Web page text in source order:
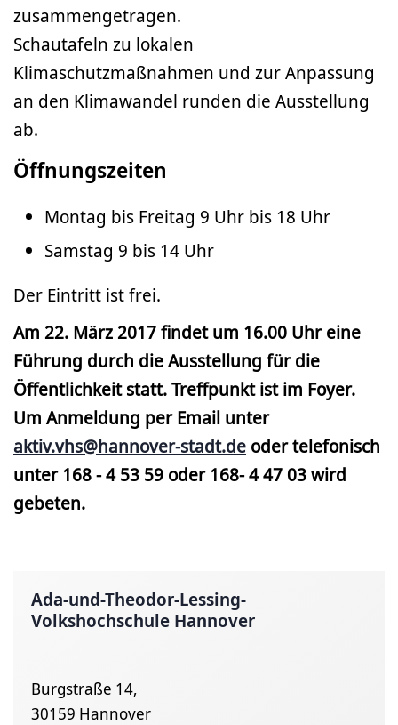
zusammengetragen.
Schautafeln zu lokalen
Klimaschutzmaßnahmen und zur Anpassung
an den Klimawandel runden die Ausstellung
ab.
Öffnungszeiten
Montag bis Freitag 9 Uhr bis 18 Uhr
Samstag 9 bis 14 Uhr
Der Eintritt ist frei.
Am 22. März 2017 findet um 16.00 Uhr eine
Führung durch die Ausstellung für die
Öffentlichkeit statt. Treffpunkt ist im Foyer.
Um Anmeldung per Email unter
aktiv.vhs@hannover-stadt.de oder telefonisch
unter 168 - 4 53 59 oder 168- 4 47 03 wird
gebeten.
Ada-und-Theodor-Lessing-
Volkshochschule Hannover
Burgstraße 14,
30159 Hannover